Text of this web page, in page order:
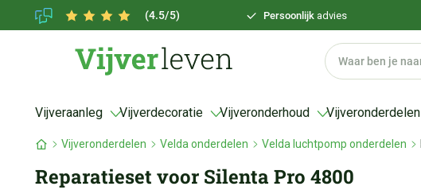
(4.5/5) Persoonlijk advies
Vijveraanleg Vijverdecoratie Vijveronderhoud Vijveronderdelen
Vijveronderdelen Velda onderdelen Velda luchtpomp onderdelen
Reparatieset voor Silenta Pro 4800